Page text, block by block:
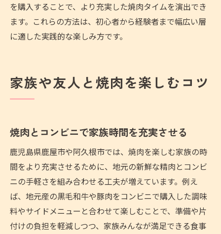
を購入することで、より充実した焼肉タイムを演出でき
ます。これらの方法は、初心者から経験者まで幅広い層
に適した実践的な楽しみ方です。
家族や友人と焼肉を楽しむコツ
焼肉とコンビニで家族時間を充実させる
鹿児島県鹿屋市や阿久根市では、焼肉を楽しむ家族の時
間をより充実させるために、地元の新鮮な精肉とコンビ
ニの手軽さを組み合わせる工夫が増えています。例え
ば、地元産の黒毛和牛や豚肉をコンビニで購入した調味
料やサイドメニューと合わせて楽しむことで、準備や片
付けの負担を軽減しつつ、家族みんなが満足できる食事